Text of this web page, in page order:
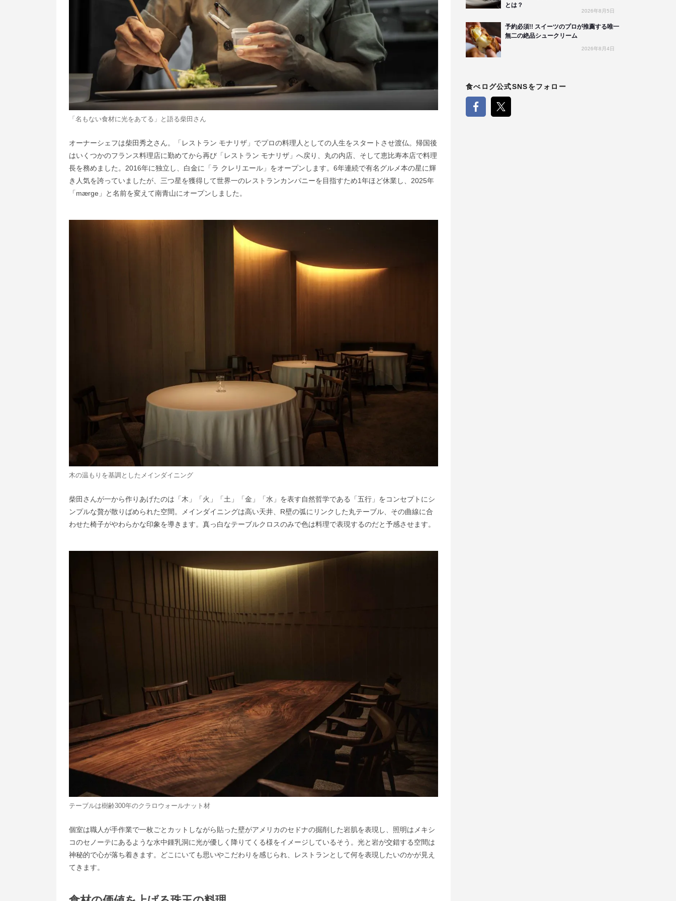
「名もない食材に光をあてる」と語る柴田さん
オーナーシェフは柴田秀之さん。「レストラン モナリザ」でプロの料理人としての人生をスタートさせ渡仏。帰国後
はいくつかのフランス料理店に勤めてから再び「レストラン モナリザ」へ戻り、丸の内店、そして恵比寿本店で料理
長を務めました。2016年に独立し、白金に「ラ クレリエール」をオープンします。6年連続で有名グルメ本の星に輝
き人気を誇っていましたが、三つ星を獲得して世界一のレストランカンパニーを目指すため1年ほど休業し、2025年
「mærge」と名前を変えて南青山にオープンしました。
木の温もりを基調としたメインダイニング
柴田さんが一から作りあげたのは「木」「火」「土」「金」「水」を表す自然哲学である「五行」をコンセプトにシ
ンプルな贅が散りばめられた空間。メインダイニングは高い天井、R壁の弧にリンクした丸テーブル、その曲線に合
わせた椅子がやわらかな印象を導きます。真っ白なテーブルクロスのみで色は料理で表現するのだと予感させます。
テーブルは樹齢300年のクラロウォールナット材
個室は職人が手作業で一枚ごとカットしながら貼った壁がアメリカのセドナの掘削した岩肌を表現し、照明はメキシ
コのセノーテにあるような水中鍾乳洞に光が優しく降りてくる様をイメージしているそう。光と岩が交錯する空間は
神秘的で心が落ち着きます。どこにいても思いやこだわりを感じられ、レストランとして何を表現したいのかが見え
てきます。
とは？
2026年8月5日
予約必須!! スイーツのプロが推薦する唯一
無二の絶品シュークリーム
2026年8月4日
食べログ公式SNSをフォロー